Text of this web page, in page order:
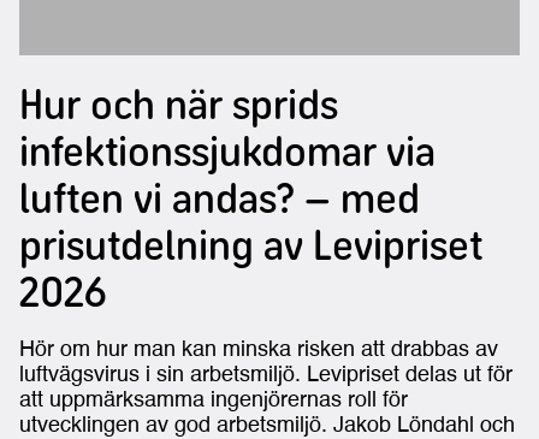
Hur och när sprids
infektionssjukdomar via
luften vi andas? – med
prisutdelning av Levipriset
2026
Hör om hur man kan minska risken att drabbas av
luftvägsvirus i sin arbetsmiljö. Levipriset delas ut för
att uppmärksamma ingenjörernas roll för
utvecklingen av god arbetsmiljö. Jakob Löndahl och